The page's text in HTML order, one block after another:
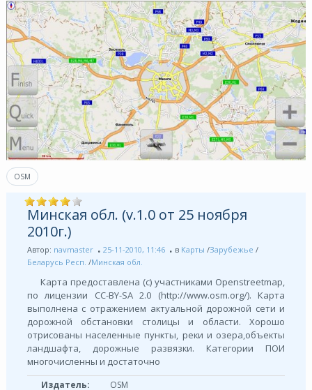
OSM
Минская обл. (v.1.0 от 25 ноября
2010г.)
Автор: navmaster 25-11-2010, 11:46 в Карты /Зарубежье /
Беларусь Респ. /Минская обл.
Карта предоставлена (с) участниками Openstreetmap,
по лицензии СС-BY-SA 2.0 (http://www.osm.org/). Карта
выполнена с отражением актуальной дорожной сети и
дорожной обстановки столицы и области. Хорошо
отрисованы населенные пункты, реки и озера,объекты
ландшафта, дорожные развязки. Категории ПОИ
многочисленны и достаточно
Издатель:
OSM